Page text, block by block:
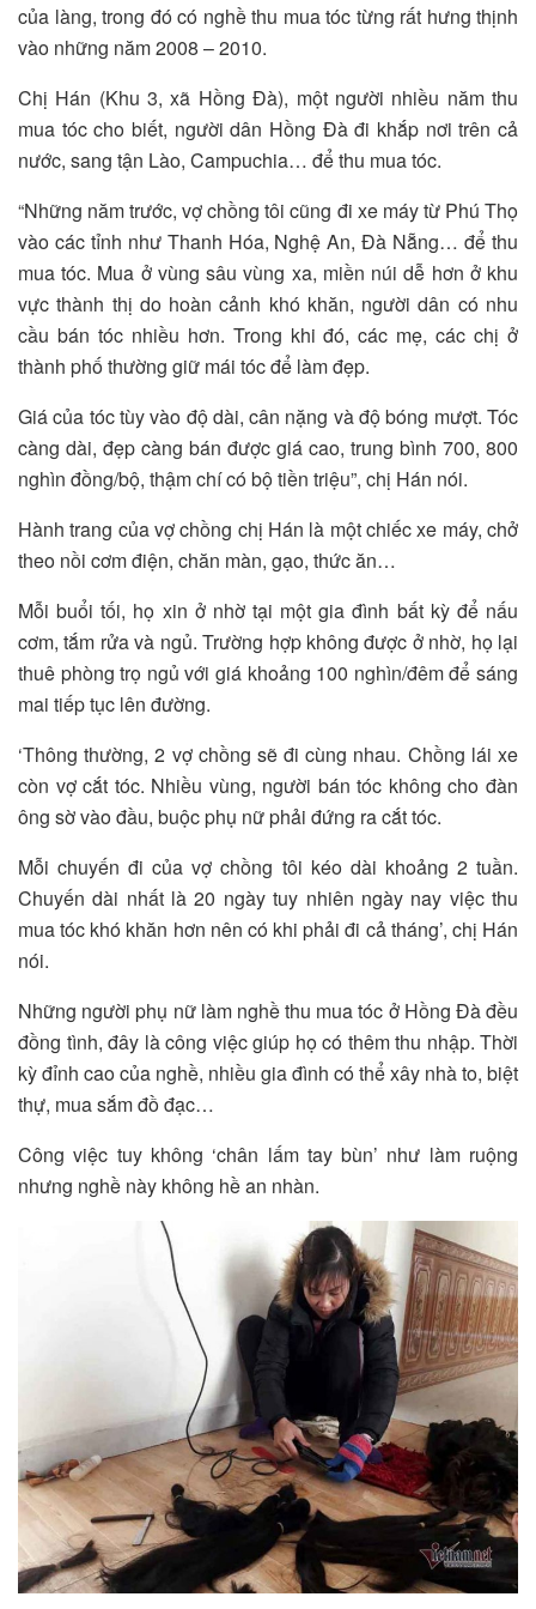
của làng, trong đó có nghề thu mua tóc từng rất hưng thịnh
vào những năm 2008 – 2010.
Chị Hán (Khu 3, xã Hồng Đà), một người nhiều năm thu
mua tóc cho biết, người dân Hồng Đà đi khắp nơi trên cả
nước, sang tận Lào, Campuchia… để thu mua tóc.
“Những năm trước, vợ chồng tôi cũng đi xe máy từ Phú Thọ
vào các tỉnh như Thanh Hóa, Nghệ An, Đà Nẵng… để thu
mua tóc. Mua ở vùng sâu vùng xa, miền núi dễ hơn ở khu
vực thành thị do hoàn cảnh khó khăn, người dân có nhu
cầu bán tóc nhiều hơn. Trong khi đó, các mẹ, các chị ở
thành phố thường giữ mái tóc để làm đẹp.
Giá của tóc tùy vào độ dài, cân nặng và độ bóng mượt. Tóc
càng dài, đẹp càng bán được giá cao, trung bình 700, 800
nghìn đồng/bộ, thậm chí có bộ tiền triệu”, chị Hán nói.
Hành trang của vợ chồng chị Hán là một chiếc xe máy, chở
theo nồi cơm điện, chăn màn, gạo, thức ăn…
Mỗi buổi tối, họ xin ở nhờ tại một gia đình bất kỳ để nấu
cơm, tắm rửa và ngủ. Trường hợp không được ở nhờ, họ lại
thuê phòng trọ ngủ với giá khoảng 100 nghìn/đêm để sáng
mai tiếp tục lên đường.
‘Thông thường, 2 vợ chồng sẽ đi cùng nhau. Chồng lái xe
còn vợ cắt tóc. Nhiều vùng, người bán tóc không cho đàn
ông sờ vào đầu, buộc phụ nữ phải đứng ra cắt tóc.
Mỗi chuyến đi của vợ chồng tôi kéo dài khoảng 2 tuần.
Chuyến dài nhất là 20 ngày tuy nhiên ngày nay việc thu
mua tóc khó khăn hơn nên có khi phải đi cả tháng’, chị Hán
nói.
Những người phụ nữ làm nghề thu mua tóc ở Hồng Đà đều
đồng tình, đây là công việc giúp họ có thêm thu nhập. Thời
kỳ đỉnh cao của nghề, nhiều gia đình có thể xây nhà to, biệt
thự, mua sắm đồ đạc…
Công việc tuy không ‘chân lấm tay bùn’ như làm ruộng
nhưng nghề này không hề an nhàn.